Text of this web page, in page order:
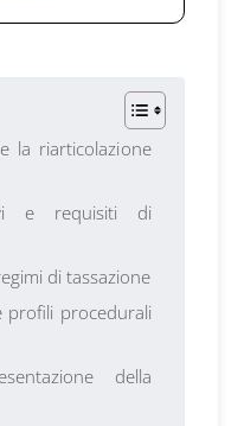
la riarticolazione
e requisiti di
di tassazione
profili procedurali
della